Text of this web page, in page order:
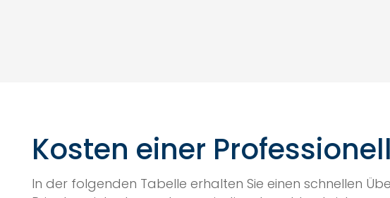
Kosten einer
In der folgenden Tabelle erhalten Sie einen schnellen